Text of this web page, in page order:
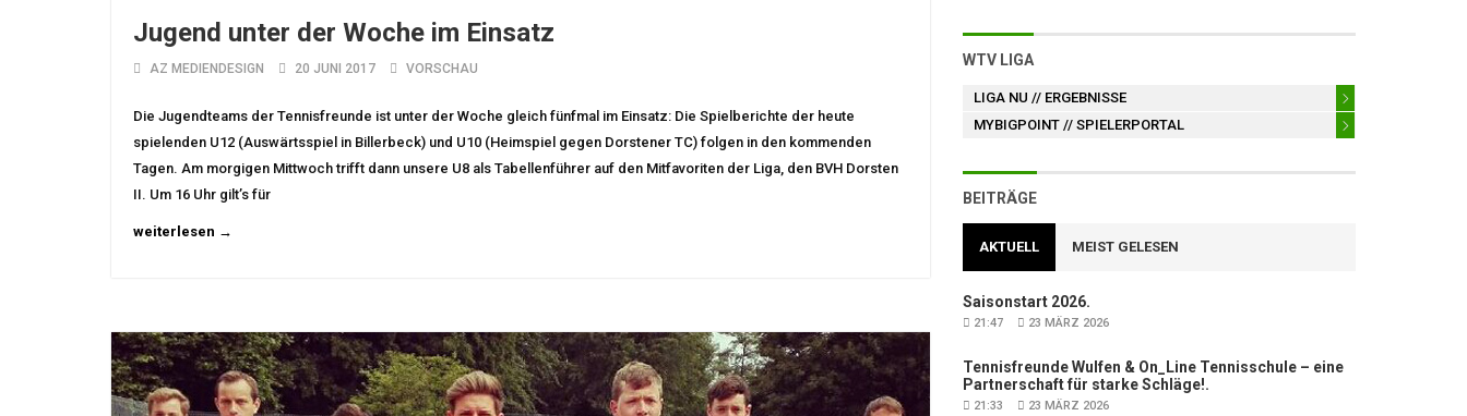
Jugend unter der Woche im Einsatz
AZ MEDIENDESIGN 20 JUNI 2017 VORSCHAU
Die Jugendteams der Tennisfreunde ist unter der Woche gleich fünfmal im Einsatz: Die Spielberichte der heute
spielenden U12 (Auswärtsspiel in Billerbeck) und U10 (Heimspiel gegen Dorstener TC) folgen in den kommenden
Tagen. Am morgigen Mittwoch trifft dann unsere U8 als Tabellenführer auf den Mitfavoriten der Liga, den BVH Dorsten
II. Um 16 Uhr gilt’s für
weiterlesen →
WTV LIGA
LIGA NU // ERGEBNISSE
MYBIGPOINT // SPIELERPORTAL
BEITRÄGE
AKTUELL MEIST GELESEN
Saisonstart 2026.
21:47 23 MÄRZ 2026
Tennisfreunde Wulfen & On_Line Tennisschule – eine
Partnerschaft für starke Schläge!.
21:33 23 MÄRZ 2026